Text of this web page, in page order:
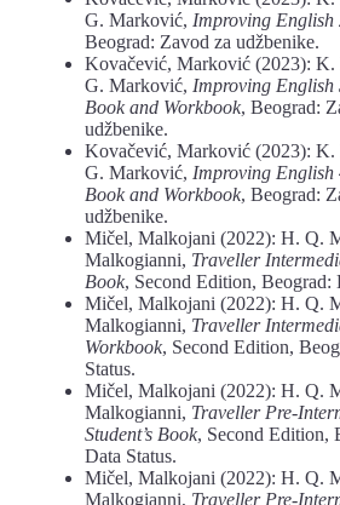
G. Marković, Improving English
Beograd: Zavod za udžbenike.
Kovačević, Marković (2023): K.
G. Marković, Improving English
Book and Workbook, Beograd:
udžbenike.
Kovačević, Marković (2023): K.
G. Marković, Improving English
Book and Workbook, Beograd:
udžbenike.
Mičel, Malkojani (2022): H. Q.
Malkogianni, Traveller
Book, Second Edition, Beograd:
Mičel, Malkojani (2022): H. Q.
Malkogianni, Traveller
Workbook, Second Edition,
Status.
Mičel, Malkojani (2022): H. Q.
Malkogianni, Traveller Pre-
Student’s Book, Second Edition,
Data Status.
Mičel, Malkojani (2022): H. Q.
Malkogianni, Traveller Pre-